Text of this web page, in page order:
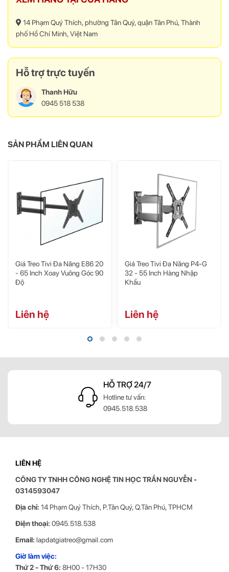
Thông số kỹ thuật chi tiết Chân Đế Tivi
Để Bàn DZ067 Nhập Khẩu
Xuất xứ
Trung Quốc
Được thiết kế cho màn hình
chuẩn VESA
75x75mm đến 300x300mm
Tải trọng của giá
45kg
Trọng lượng giá
Bảo hành
1 năm
14 Phạm Quý Thích, phường Tân Quý, quận Tân Phú, Thành
phố Hồ Chí Minh, Việt Nam
Hỗ trợ trực tuyến
Thanh Hữu
0945 518 538
SẢN PHẨM LIÊN QUAN
Giá Treo Tivi Đa Năng E86 20
- 65 Inch Xoay Vuông Góc 90
Độ
Liên hệ
Giá Treo Tivi Đa Năng P4-G
32 - 55 Inch Hàng Nhập
Khẩu
Liên hệ
HỖ TRỢ 24/7
Hotline tư vấn:
0945.518.538
LIÊN HỆ
CÔNG TY TNHH CÔNG NGHỆ TIN HỌCTRẦN NGUYỄN-
0314593047
Địa chỉ: 14 Phạm Quý Thích, P.Tân Quý, Q.Tân Phú, TPHCM
Điện thoại: 0945.518.538
Email: lapdatgiatreo@gmail.com
Giờ làm việc:
Thứ 2 - Thứ 6: 8H00 - 17H30